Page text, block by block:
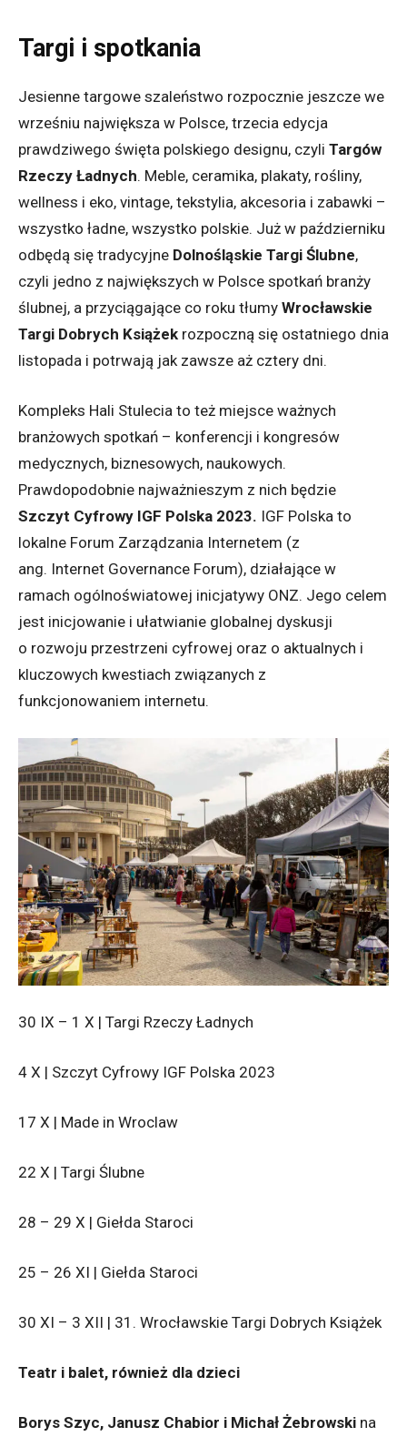
Targi i spotkania
Jesienne targowe szaleństwo rozpocznie jeszcze we
wrześniu największa w Polsce, trzecia edycja
prawdziwego święta polskiego designu, czyli Targów
Rzeczy Ładnych. Meble, ceramika, plakaty, rośliny,
wellness i eko, vintage, tekstylia, akcesoria i zabawki –
wszystko ładne, wszystko polskie. Już w październiku
odbędą się tradycyjne Dolnośląskie Targi Ślubne,
czyli jedno z największych w Polsce spotkań branży
ślubnej, a przyciągające co roku tłumy Wrocławskie
Targi Dobrych Książek rozpoczną się ostatniego dnia
listopada i potrwają jak zawsze aż cztery dni.
Kompleks Hali Stulecia to też miejsce ważnych
branżowych spotkań – konferencji i kongresów
medycznych, biznesowych, naukowych.
Prawdopodobnie najważnieszym z nich będzie
Szczyt Cyfrowy IGF Polska 2023. IGF Polska to
lokalne Forum Zarządzania Internetem (z
ang. Internet Governance Forum), działające w
ramach ogólnoświatowej inicjatywy ONZ. Jego celem
jest inicjowanie i ułatwianie globalnej dyskusji
o rozwoju przestrzeni cyfrowej oraz o aktualnych i
kluczowych kwestiach związanych z
funkcjonowaniem internetu.
30 IX – 1 X | Targi Rzeczy Ładnych
4 X | Szczyt Cyfrowy IGF Polska 2023
17 X | Made in Wroclaw
22 X | Targi Ślubne
28 – 29 X | Giełda Staroci
25 – 26 XI | Giełda Staroci
30 XI – 3 XII | 31. Wrocławskie Targi Dobrych Książek
Teatr i balet, również dla dzieci
Borys Szyc, Janusz Chabior i Michał Żebrowski na